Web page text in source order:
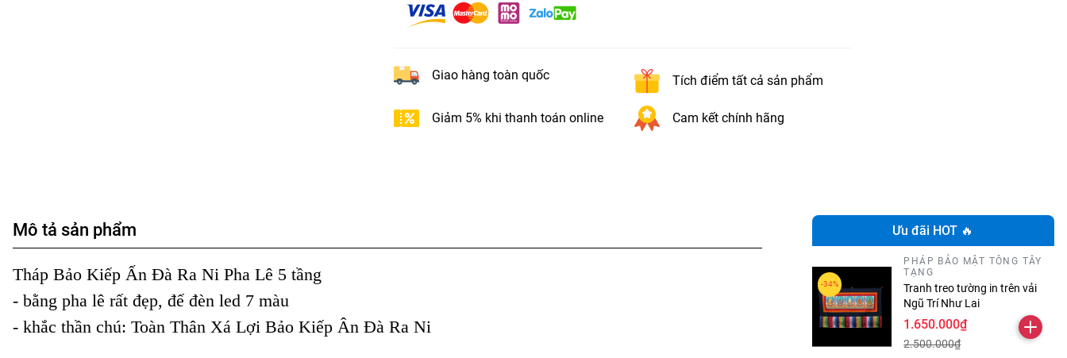
Giao hàng toàn quốc Tích điểm tất cả sản phẩm
Giảm 5% khi thanh toán online Cam kết chính hãng
Mô tả sản phẩm
Tháp Bảo Kiếp Ấn Đà Ra Ni Pha Lê 5 tầng
- bằng pha lê rất đẹp, đế đèn led 7 màu
- khắc thần chú: Toàn Thân Xá Lợi Bảo Kiếp Ân Đà Ra Ni
Ưu đãi HOT 🔥
PHÁP BẢO MẬT TÔNG TÂY
TẠNG
Tranh treo tường in trên vải
Ngũ Trí Như Lai
1.650.000₫
2.500.000₫